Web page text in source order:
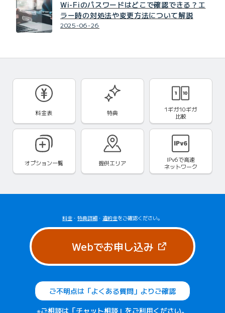
Wi-Fiのパスワードはどこで確認できる？エ
ラー時の対処法や変更方法について解説
2025-06-26
料金表 特典
1ギガ10ギガ
比較
オプション一覧 提供エリア IPv6で高速
ネットワーク
料金 ・ 特典詳細 ・ 違約金をご確認ください。
Webでお申し込み（新しいタブ
ご不明点は「よくある質問」よりご確認
※ご相談は「チャット相談」をご利用ください。